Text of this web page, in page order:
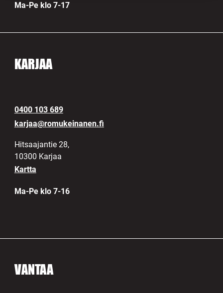
Ma-Pe klo 7-17
KARJAA
0400 103 689
karjaa@romukeinanen.fi
Hitsaajantie 28,
10300 Karjaa
Kartta
Ma-Pe klo 7-16
VANTAA